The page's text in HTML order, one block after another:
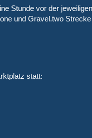
Stunde vor der
und Gravel.two
statt: